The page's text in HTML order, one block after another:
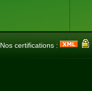
Nos certifications :